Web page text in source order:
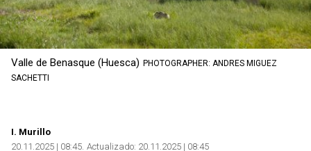
Valle de Benasque (Huesca) PHOTOGRAPHER: ANDRES MIGUEZ
SACHETTI
I. Murillo
20.11.2025 | 08:45 Actualizado: 20.11.2025 | 08:45